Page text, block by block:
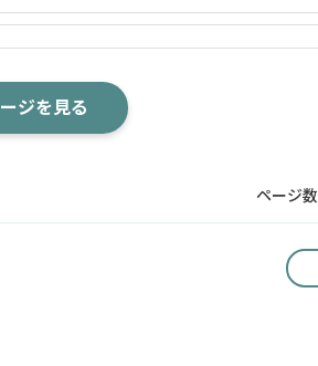
ジを見る
ページ数